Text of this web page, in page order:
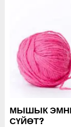
МЫШЫК
СҮЙӨТ?